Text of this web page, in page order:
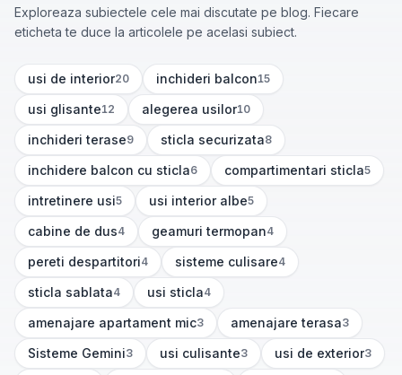
Exploreaza subiectele cele mai discutate pe blog. Fiecare
eticheta te duce la articolele pe acelasi subiect.
usi de interior
(20 articole) 20 inchideri balcon
(15articole) 15
usi glisante
(12articole)12 alegerea usilor
(10articole) 10
inchideri terase
(9articole) 9 sticla securizata
(8articole) 8
inchidere balcon cu sticla
(6articole) 6 compartimentari sticla
(5articole) 5
intretinere usi
(5articole) 5 usi interior albe
(5articole) 5
cabine de dus
(4articole) 4 geamuri termopan
(4articole) 4
pereti despartitori
(4articole) 4 sisteme culisare
(4articole) 4
sticla sablata
(4articole) 4 usi sticla
(4articole)
4
amenajare apartament mic
(3articole) 3 amenajare terasa
(3articole) 3
Sisteme Gemini
(3articole) 3 usi culisante
(3articole) 3 usi de exterior
(3articole) 3